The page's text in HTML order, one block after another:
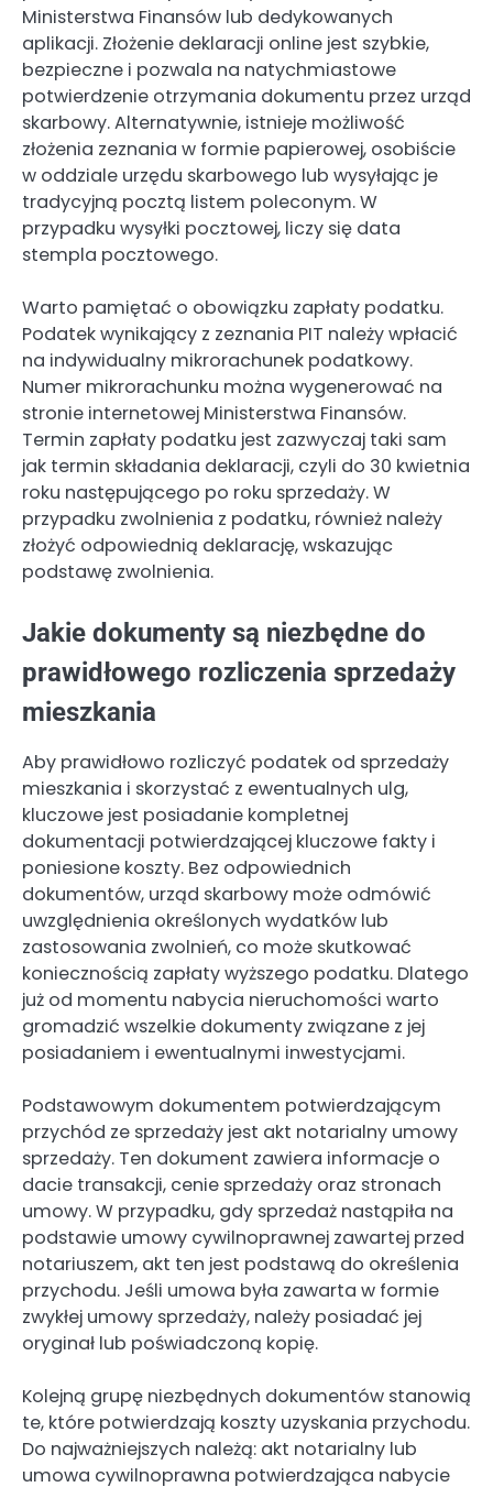
Ministerstwa Finansów lub dedykowanych
aplikacji. Złożenie deklaracji online jest szybkie,
bezpieczne i pozwala na natychmiastowe
potwierdzenie otrzymania dokumentu przez urząd
skarbowy. Alternatywnie, istnieje możliwość
złożenia zeznania w formie papierowej, osobiście
w oddziale urzędu skarbowego lub wysyłając je
tradycyjną pocztą listem poleconym. W
przypadku wysyłki pocztowej, liczy się data
stempla pocztowego.
Warto pamiętać o obowiązku zapłaty podatku.
Podatek wynikający z zeznania PIT należy wpłacić
na indywidualny mikrorachunek podatkowy.
Numer mikrorachunku można wygenerować na
stronie internetowej Ministerstwa Finansów.
Termin zapłaty podatku jest zazwyczaj taki sam
jak termin składania deklaracji, czyli do 30 kwietnia
roku następującego po roku sprzedaży. W
przypadku zwolnienia z podatku, również należy
złożyć odpowiednią deklarację, wskazując
podstawę zwolnienia.
Jakie dokumenty są niezbędne do
prawidłowego rozliczenia sprzedaży
mieszkania
Aby prawidłowo rozliczyć podatek od sprzedaży
mieszkania i skorzystać z ewentualnych ulg,
kluczowe jest posiadanie kompletnej
dokumentacji potwierdzającej kluczowe fakty i
poniesione koszty. Bez odpowiednich
dokumentów, urząd skarbowy może odmówić
uwzględnienia określonych wydatków lub
zastosowania zwolnień, co może skutkować
koniecznością zapłaty wyższego podatku. Dlatego
już od momentu nabycia nieruchomości warto
gromadzić wszelkie dokumenty związane z jej
posiadaniem i ewentualnymi inwestycjami.
Podstawowym dokumentem potwierdzającym
przychód ze sprzedaży jest akt notarialny umowy
sprzedaży. Ten dokument zawiera informacje o
dacie transakcji, cenie sprzedaży oraz stronach
umowy. W przypadku, gdy sprzedaż nastąpiła na
podstawie umowy cywilnoprawnej zawartej przed
notariuszem, akt ten jest podstawą do określenia
przychodu. Jeśli umowa była zawarta w formie
zwykłej umowy sprzedaży, należy posiadać jej
oryginał lub poświadczoną kopię.
Kolejną grupę niezbędnych dokumentów stanowią
te, które potwierdzają koszty uzyskania przychodu.
Do najważniejszych należą: akt notarialny lub
umowa cywilnoprawna potwierdzająca nabycie